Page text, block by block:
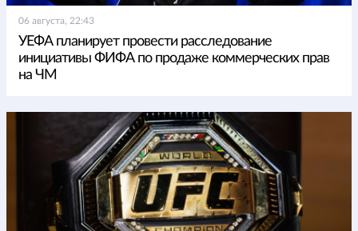
06 августа, 22:43
УЕФА планирует провести расследование
инициативы ФИФА по продаже коммерческих прав
на ЧМ